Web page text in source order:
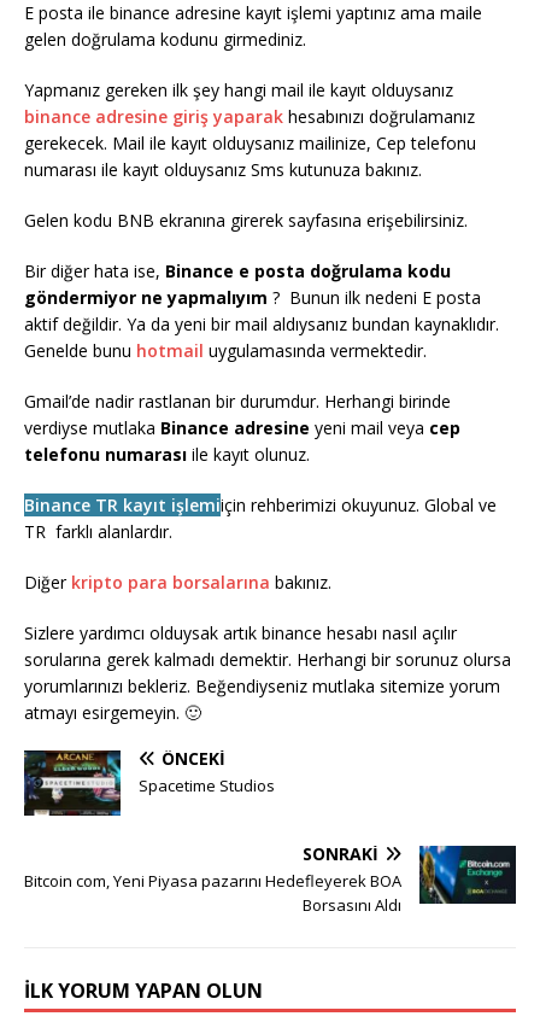
E posta ile binance adresine kayıt işlemi yaptınız ama maile
gelen doğrulama kodunu girmediniz.
Yapmanız gereken ilk şey hangi mail ile kayıt olduysanız
binance adresine giriş yaparak hesabınızı doğrulamanız
gerekecek. Mail ile kayıt olduysanız mailinize, Cep telefonu
numarası ile kayıt olduysanız Sms kutunuza bakınız.
Gelen kodu BNB ekranına girerek sayfasına erişebilirsiniz.
Bir diğer hata ise, Binance e posta doğrulama kodu
göndermiyor ne yapmalıyım ? Bunun ilk nedeni E posta
aktif değildir. Ya da yeni bir mail aldıysanız bundan kaynaklıdır.
Genelde bunu hotmail uygulamasında vermektedir.
Gmail’de nadir rastlanan bir durumdur. Herhangi birinde
verdiyse mutlaka Binance adresine yeni mail veya cep
telefonu numarası ile kayıt olunuz.
Binance TR kayıt işlemiiçin rehberimizi okuyunuz. Global ve
TR farklı alanlardır.
Diğerkripto para borsalarına bakınız.
Sizlere yardımcı olduysak artık binance hesabı nasıl açılır
sorularına gerek kalmadı demektir. Herhangi bir sorunuz olursa
yorumlarınızı bekleriz. Beğendiyseniz mutlaka sitemize yorum
atmayı esirgemeyin. 🙂
ÖNCEKI
Spacetime Studios
SONRAKI
Bitcoin com, Yeni Piyasa pazarını Hedefleyerek BOA
Borsasını Aldı
İLK YORUM YAPAN OLUN